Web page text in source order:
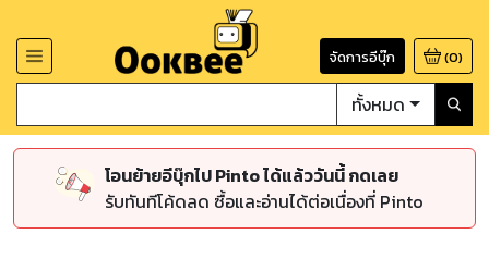
จัดการอีบุ๊ก (0)
ทั้งหมด
โอนย้ายอีบุ๊กไป Pinto ได้แล้ววันนี้ กดเลย
รับทันทีโค้ดลด ซื้อและอ่านได้ต่อเนื่องที่ Pinto